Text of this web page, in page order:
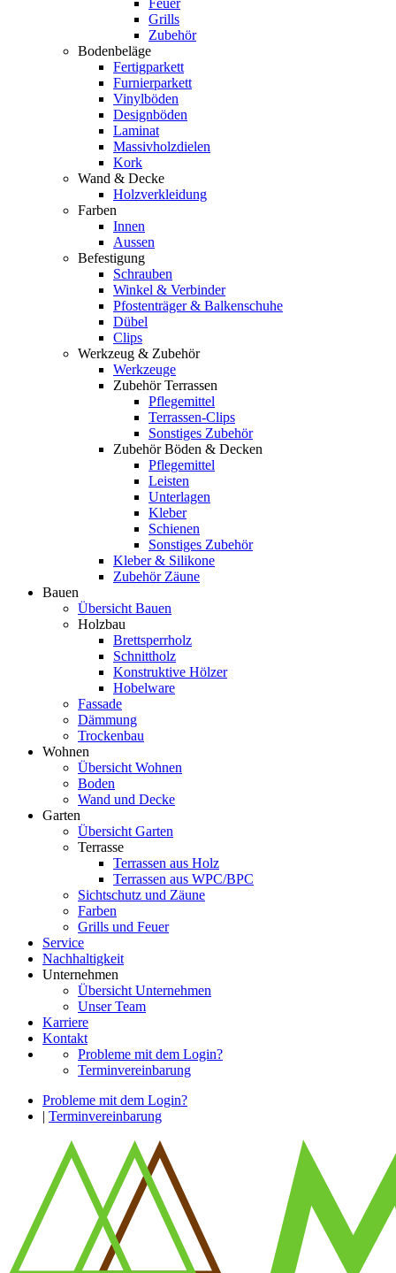
Grills
Zubehör
Bodenbeläge
Fertigparkett
Furnierparkett
Vinylböden
Designböden
Laminat
Massivholzdielen
Kork
Wand & Decke
Holzverkleidung
Farben
Innen
Aussen
Befestigung
Schrauben
Winkel & Verbinder
Pfostenträger & Balkenschuhe
Dübel
Clips
Werkzeug & Zubehör
Werkzeuge
Zubehör Terrassen
Pflegemittel
Terrassen-Clips
Sonstiges Zubehör
Zubehör Böden & Decken
Pflegemittel
Leisten
Unterlagen
Kleber
Schienen
Sonstiges Zubehör
Kleber & Silikone
Zubehör Zäune
Bauen
Übersicht Bauen
Holzbau
Brettsperrholz
Schnittholz
Konstruktive Hölzer
Hobelware
Fassade
Dämmung
Trockenbau
Wohnen
Übersicht Wohnen
Boden
Wand und Decke
Garten
Übersicht Garten
Terrasse
Terrassen aus Holz
Terrassen aus WPC/BPC
Sichtschutz und Zäune
Farben
Grills und Feuer
Service
Nachhaltigkeit
Unternehmen
Übersicht Unternehmen
Unser Team
Karriere
Kontakt
Probleme mit dem Login?
Terminvereinbarung
Probleme mit dem Login?
| Terminvereinbarung